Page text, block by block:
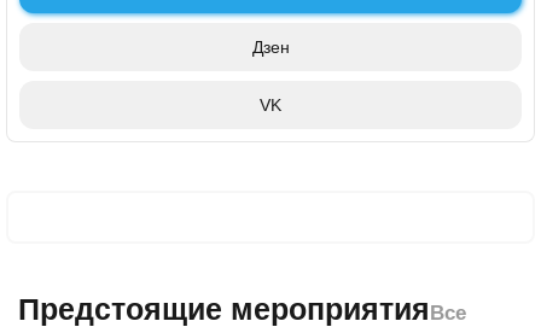
Дзен
VK
Предстоящие мероприятияВсе